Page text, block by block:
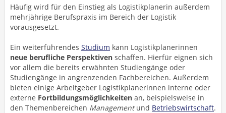
Häufig wird für den Einstieg als Logistikplanerin außerdem
mehrjährige Berufspraxis im Bereich der Logistik
vorausgesetzt.
Ein weiterführendes Studium kann Logistikplanerinnen
neue berufliche Perspektiven schaffen. Hierfür eignen sich
vor allem die bereits erwähnten Studiengänge oder
Studiengänge in angrenzenden Fachbereichen. Außerdem
bieten einige Arbeitgeber Logistikplanerinnen interne oder
externe Fortbildungsmöglichkeiten an, beispielsweise in
den Themenbereichen Managementund Betriebswirtschaft.